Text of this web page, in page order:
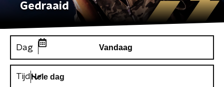
Gedraaid
Dag Vandaag
Tijd